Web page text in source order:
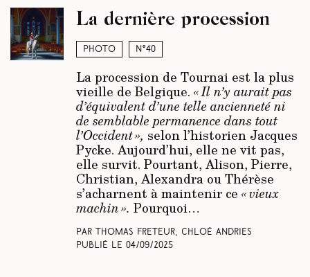
Photo N°40
La dernière procession
La procession de Tournai est la plus
vieille de Belgique. « Il n’y aurait pas
d’équivalent d’une telle ancienneté ni
de semblable permanence dans tout
l’Occident », selon l’historien Jacques
Pycke. Aujourd’hui, elle ne vit pas,
elle survit. Pourtant, Alison, Pierre,
Christian, Alexandra ou Thérèse
s’acharnent à maintenir ce « vieux
machin ». Pourquoi…
Par Thomas Freteur, Chloé Andries
Publié le 04/09/2025